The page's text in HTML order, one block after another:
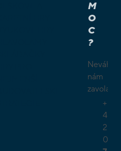
M
O
C
?
Neváhejte
nám
zavolat.
+
4
2
0